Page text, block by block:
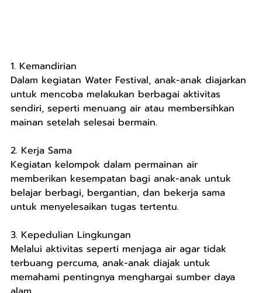
1. Kemandirian
Dalam kegiatan Water Festival, anak-anak diajarkan
untuk mencoba melakukan berbagai aktivitas
sendiri, seperti menuang air atau membersihkan
mainan setelah selesai bermain.
2. Kerja Sama
Kegiatan kelompok dalam permainan air
memberikan kesempatan bagi anak-anak untuk
belajar berbagi, bergantian, dan bekerja sama
untuk menyelesaikan tugas tertentu.
3. Kepedulian Lingkungan
Melalui aktivitas seperti menjaga air agar tidak
terbuang percuma, anak-anak diajak untuk
memahami pentingnya menghargai sumber daya